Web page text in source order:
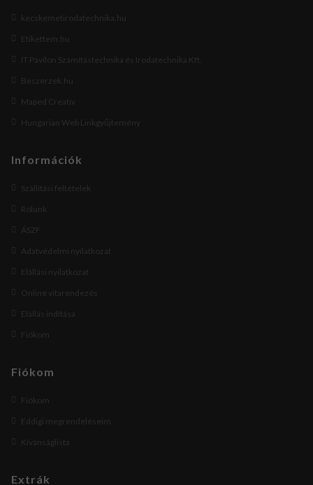
kecskemetirodatechnika.hu
Etikettem.hu
IT Pavilon Számítástechnika és Irodatechnika Kft.
Beszerzek.hu
Maped Creativ
Hungarian Web Linkgyűjtemény
Információk
Szállítási feltételek
Rólunk
ÁSZF
Adatvédelmi nyilatkozat
Elállási nyilatkozat
Online vitarendezés
Elállás indítása
Fiókom
Fiókom
Fiókom
Eddigi megrendeléseim
Kívánságlista
Extrák